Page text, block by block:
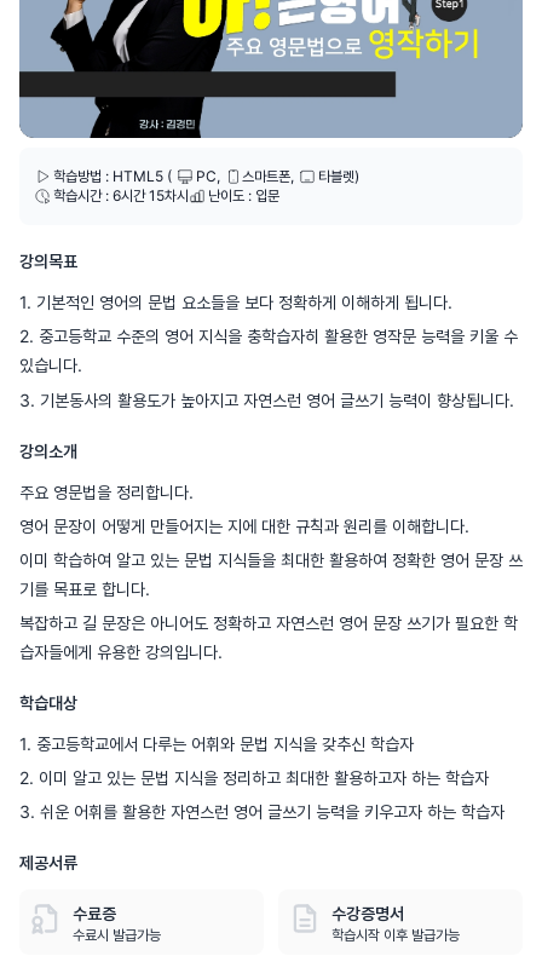
학습방법 : HTML5 ( PC, 스마트폰, 타블렛)
학습시간 : 6시간 15차시
난이도 : 입문
강의목표
1. 기본적인 영어의 문법 요소들을 보다 정확하게 이해하게 됩니다.
2. 중고등학교 수준의 영어 지식을 충학습자히 활용한 영작문 능력을 키울 수
있습니다.
3. 기본동사의 활용도가 높아지고 자연스런 영어 글쓰기 능력이 향상됩니다.
강의소개
주요 영문법을 정리합니다.
영어 문장이 어떻게 만들어지는 지에 대한 규칙과 원리를 이해합니다.
이미 학습하여 알고 있는 문법 지식들을 최대한 활용하여 정확한 영어 문장 쓰
기를 목표로 합니다.
복잡하고 길 문장은 아니어도 정확하고 자연스런 영어 문장 쓰기가 필요한 학
습자들에게 유용한 강의입니다.
학습대상
1. 중고등학교에서 다루는 어휘와 문법 지식을 갖추신 학습자
2. 이미 알고 있는 문법 지식을 정리하고 최대한 활용하고자 하는 학습자
3. 쉬운 어휘를 활용한 자연스런 영어 글쓰기 능력을 키우고자 하는 학습자
제공서류
수료증
수료시 발급가능
수강증명서
학습시작 이후 발급가능